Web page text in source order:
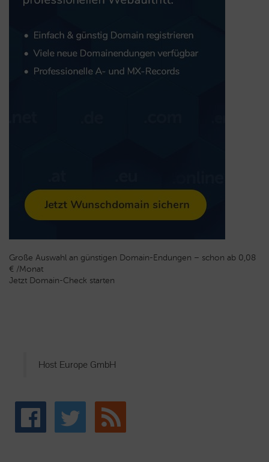
Große Auswahl an günstigen Domain-Endungen – schon ab 0,08
€ /Monat
Jetzt Domain-Check starten
Host Europe GmbH